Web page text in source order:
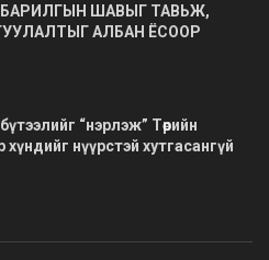
ШАВЫГ ТАВЬЖ,
АЛБАН ЁСООР
“нэрлэж” Төрийн
нүүрстэй хутгасангүй